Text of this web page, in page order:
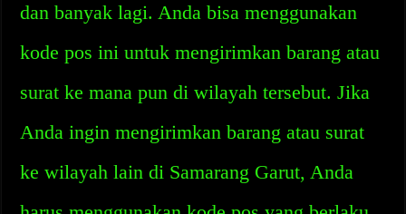
dan banyak lagi. Anda bisa menggunakan
kode pos ini untuk mengirimkan barang atau
surat ke mana pun di wilayah tersebut. Jika
Anda ingin mengirimkan barang atau surat
ke wilayah lain di Samarang Garut, Anda